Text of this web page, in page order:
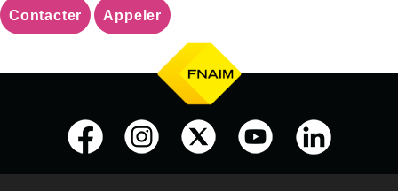
Contacter Appeler